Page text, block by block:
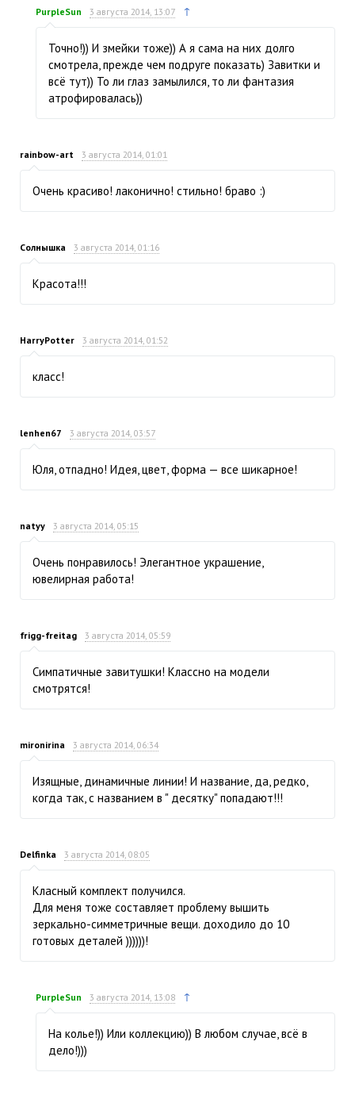
PurpleSun 3 августа 2014, 13:07 ↑
Точно!)) И змейки тоже)) А я сама на них долго
смотрела, прежде чем подруге показать) Завитки и
всё тут)) То ли глаз замылился, то ли фантазия
атрофировалась))
rainbow-art 3 августа 2014, 01:01
Очень красиво! лаконично! стильно! браво :)
Солнышка 3 августа 2014, 01:16
Красота!!!
HarryPotter 3 августа 2014, 01:52
класс!
lenhen67 3 августа 2014, 03:57
Юля, отпадно! Идея, цвет, форма — все шикарное!
natyy 3 августа 2014, 05:15
Очень понравилось! Элегантное украшение,
ювелирная работа!
frigg-freitag 3 августа 2014, 05:59
Симпатичные завитушки! Классно на модели
смотрятся!
mironirina 3 августа 2014, 06:34
Изящные, динамичные линии! И название, да, редко,
когда так, с названием в " десятку" попадают!!!
Delfinka 3 августа 2014, 08:05
Класный комплект получился.
Для меня тоже составляет проблему вышить
зеркально-симметричные вещи. доходило до 10
готовых деталей ))))))!
PurpleSun 3 августа 2014, 13:08 ↑
На колье!)) Или коллекцию)) В любом случае, всё в
дело!)))